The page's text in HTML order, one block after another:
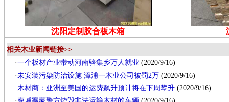
沈阳定制胶合板木箱
相关木业新闻链接>>
·一个板材产业带动河南骆集乡万人就业 (2020/9/16)
·未安装污染防治设施 漳浦一木业公司被罚2万 (2020/9/16)
·木材商：亚洲至美国的运费飙升预计将在下周攀升 (2020/9/16)